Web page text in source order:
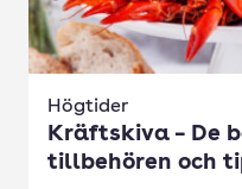
Högtider
Kräftskiva – De
tillbehören och